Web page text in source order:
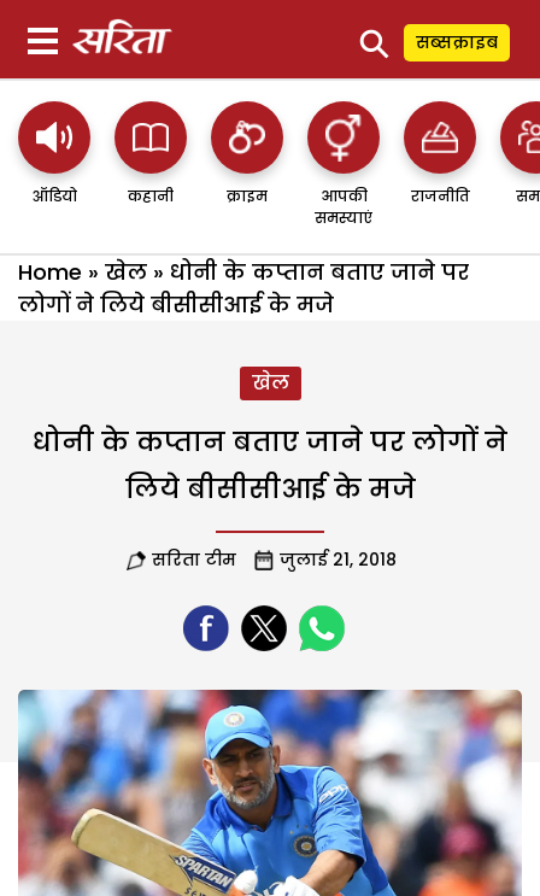
⚲ सब्सक्राइब
ऑडियो कहानी क्राइम
आपकी
समस्याएं
राजनीति
Home » खेल » धोनी के कप्तान बताए जाने पर
लोगों ने लिये बीसीसीआई के मजे
खेल
धोनी के कप्तान बताए जाने पर लोगों ने
लिये बीसीसीआई के मजे
सरिता टीम जुलाई 21, 2018